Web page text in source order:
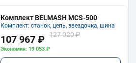
Комплект BELMASH MCS-500
Комплект: станок, цепь, звездочка, шина
107 967 ₽ 127 020 ₽
Экономия: 19 053 ₽